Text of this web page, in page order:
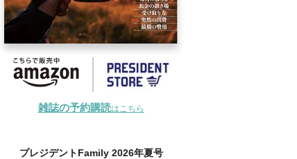
雑誌の予約購読はこちら
プレジデントFamily 2026年夏号